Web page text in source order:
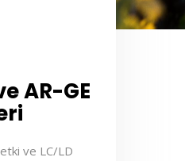
AR-GE
ve LC/LD